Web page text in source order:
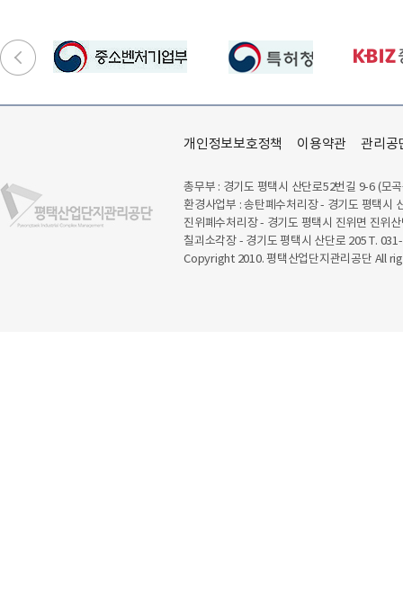
개인정보보호정책 이용약관 관리공
총무부 : 경기도 평택시 산단로52번길 9-6 (모
환경사업부 : 송탄폐수처리장 - 경기도 평택시
진위폐수처리장 - 경기도 평택시 진위면 진위
칠괴소각장 - 경기도 평택시 산단로 205 T.
Copyright 2010. 평택산업단지관리공단 All